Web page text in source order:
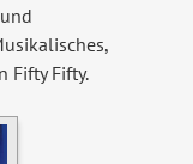
Fifty Fifty.